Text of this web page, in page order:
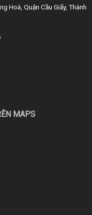
Hoà, Quận Cầu Giấy, Thành
MAPS